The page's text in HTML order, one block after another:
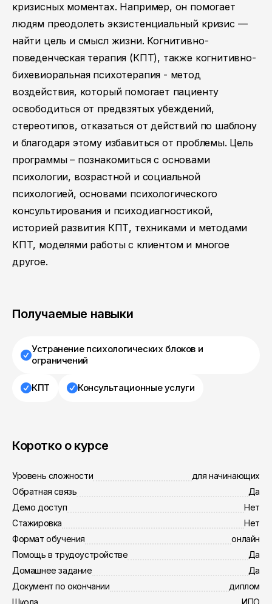
кризисных моментах. Например, он помогает
людям преодолеть экзистенциальный кризис —
найти цель и смысл жизни. Когнитивно-
поведенческая терапия (КПТ), также когнитивно-
бихевиоральная психотерапия - метод
воздействия, который помогает пациенту
освободиться от предвзятых убеждений,
стереотипов, отказаться от действий по шаблону
и благодаря этому избавиться от проблемы. Цель
программы – познакомиться с основами
психологии, возрастной и социальной
психологией, основами психологического
консультирования и психодиагностикой,
историей развития КПТ, техниками и методами
КПТ, моделями работы с клиентом и многое
другое.
Получаемые навыки
Устранение психологических блоков и
ограничений
КПТ Консультационные услуги
Коротко о курсе
Уровень сложности
для начинающих
Обратная связь
Да
Демо доступ
Нет
Стажировка
Нет
Формат обучения
онлайн
Помощь в трудоустройстве
Да
Домашнее задание
Да
Документ по окончании
диплом
Школа
ИПО